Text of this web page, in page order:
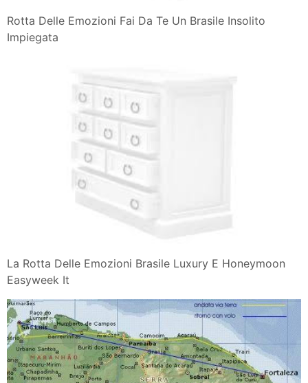
Rotta Delle Emozioni Fai Da Te Un Brasile Insolito
Impiegata
La Rotta Delle Emozioni Brasile Luxury E Honeymoon
Easyweek It